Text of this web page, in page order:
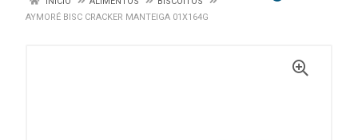
AYMORÉ BISC CRACKER MANTEIGA 01X164G